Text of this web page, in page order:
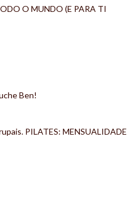
O MUNDO (E PARA TI
Ben!
PILATES: MENSUALIDADE